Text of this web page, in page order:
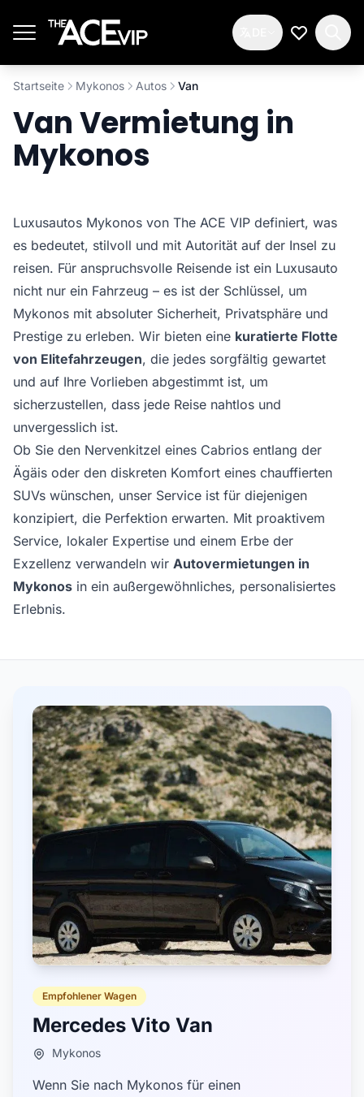
Meine
Startseite Mykonos Autos Van
Van Vermietung in
Mykonos
Luxusautos Mykonos von The ACE VIP definiert, was
es bedeutet, stilvoll und mit Autorität auf der Insel zu
reisen. Für anspruchsvolle Reisende ist ein Luxusauto
nicht nur ein Fahrzeug – es ist der Schlüssel, um
Mykonos mit absoluter Sicherheit, Privatsphäre und
Prestige zu erleben. Wir bieten eine kuratierte Flotte
von Elitefahrzeugen, die jedes sorgfältig gewartet
und auf Ihre Vorlieben abgestimmt ist, um
sicherzustellen, dass jede Reise nahtlos und
unvergesslich ist.
Ob Sie den Nervenkitzel eines Cabrios entlang der
Ägäis oder den diskreten Komfort eines chauffierten
SUVs wünschen, unser Service ist für diejenigen
konzipiert, die Perfektion erwarten. Mit proaktivem
Service, lokaler Expertise und einem Erbe der
Exzellenz verwandeln wir Autovermietungen in
Mykonos in ein außergewöhnliches, personalisiertes
Erlebnis.
Empfohlener Wagen
Mercedes Vito Van
Mykonos
Wenn Sie nach Mykonos für einen